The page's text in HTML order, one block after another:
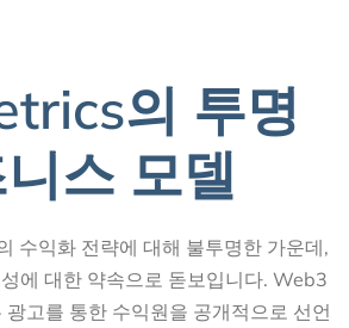
의 투명
스 모델
수익화 전략에 대해 불투명한 가운데,
에 대한 약속으로 돋보입니다. Web3
고를 통한 수익원을 공개적으로 선언